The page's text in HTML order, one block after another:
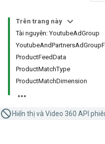
Trên trang này
Tài nguyên: YoutubeAdGroup
ProductFeedData
ProductMatchType
ProductMatchDimension
Hiển thị và Video 360 API